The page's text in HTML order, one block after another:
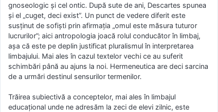
gnoseologic şi cel ontic. După sute de ani, Descartes spunea
şi el „cuget, deci exist”. Un punct de vedere diferit este
susţinut de sofişti prin afirmaţia „omul este măsura tuturor
lucrurilor”; aici antropologia joacă rolul conducător în limbaj,
aşa că este pe deplin justificat pluralismul în interpretarea
limbajului. Mai ales în cazul textelor vechi ce au suferit
schimbări până au ajuns la noi. Hermeneutica are deci sarcina
de a urmări destinul sensurilor termenilor.
Trăirea subiectivă a conceptelor, mai ales în limbajul
educaţional unde ne adresăm la zeci de elevi zilnic, este